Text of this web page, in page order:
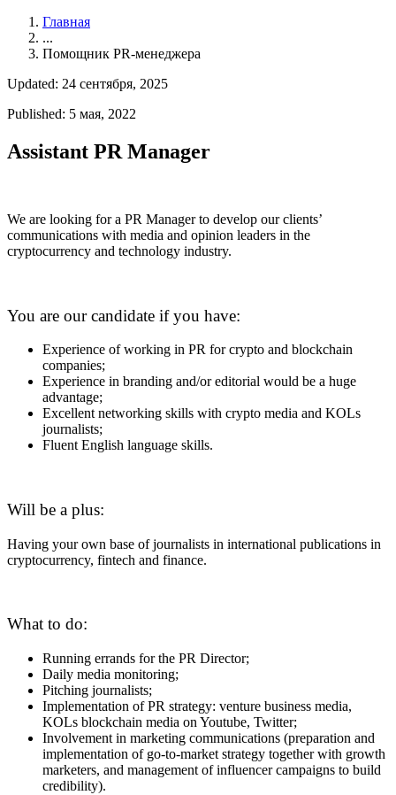
Главная
...
Помощник PR-менеджера
Updated: 24 сентября, 2025
Published: 5 мая, 2022
Assistant PR Manager
We are looking for a PR Manager to develop our clients’
communications with media and opinion leaders in the
cryptocurrency and technology industry.
You are our candidate if you have:
Experience of working in PR for crypto and blockchain
companies;
Experience in branding and/or editorial would be a huge
advantage;
Excellent networking skills with crypto media and KOLs
journalists;
Fluent English language skills.
Will be a plus:
Having your own base of journalists in international publications in
cryptocurrency, fintech and finance.
What to do:
Running errands for the PR Director;
Daily media monitoring;
Pitching journalists;
Implementation of PR strategy: venture business media,
KOLs blockchain media on Youtube, Twitter;
Involvement in marketing communications (preparation and
implementation of go-to-market strategy together with growth
marketers, and management of influencer campaigns to build
credibility).